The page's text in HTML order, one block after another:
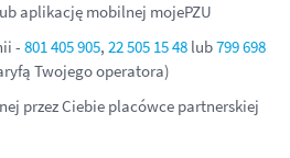
aplikację mobilnej mojePZU
- 801 405 905, 22 505 15 48 lub799 698
Twojego operatora)
przez Ciebie placówce partnerskiej